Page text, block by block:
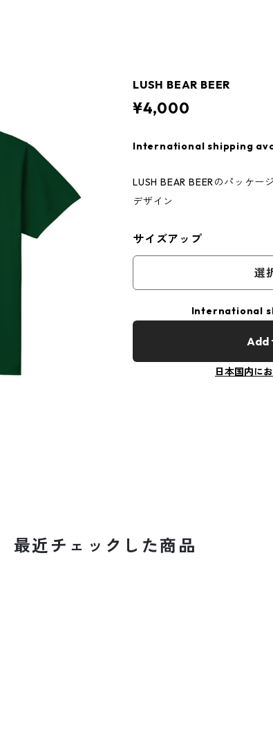
LUSH BEAR BEER
¥4,000
International shipping
LUSH BEAR BEERのパッケー
デザイン
サイズアップ
選
International
Add
日本国内に
最近チェックした商品